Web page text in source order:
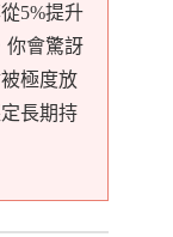
5%提升
你會驚訝
極度放
長期持